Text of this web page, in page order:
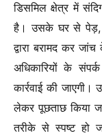
डिसमिल क्षेत्र में
है। उसके घर से पेड़,
द्वारा बरामद कर
अधिकारियों के
कार्रवाई की
लेकर पूछताछ किया
तरीके से स्पष्ट हो